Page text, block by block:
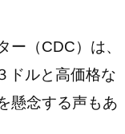
（CDC）は、
ドルと高価格な
懸念する声もあ